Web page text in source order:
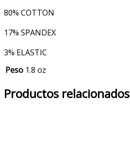
80% COTTON
17% SPANDEX
3% ELASTIC
Peso 1.8 oz
Productos relacionados